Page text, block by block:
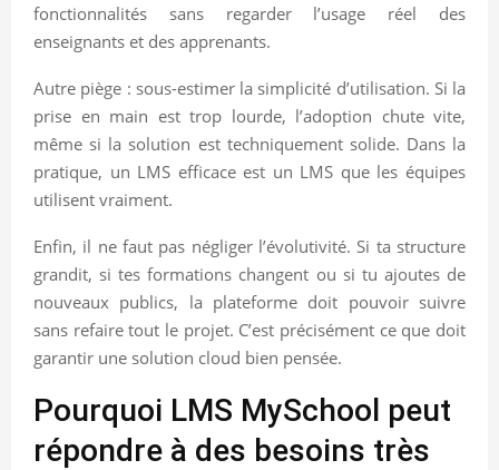
fonctionnalités sans regarder l’usage réel des
enseignants et des apprenants.
Autre piège : sous-estimer la simplicité d’utilisation. Si la
prise en main est trop lourde, l’adoption chute vite,
même si la solution est techniquement solide. Dans la
pratique, un LMS efficace est un LMS que les équipes
utilisent vraiment.
Enfin, il ne faut pas négliger l’évolutivité. Si ta structure
grandit, si tes formations changent ou si tu ajoutes de
nouveaux publics, la plateforme doit pouvoir suivre
sans refaire tout le projet. C’est précisément ce que doit
garantir une solution cloud bien pensée.
Pourquoi LMS MySchool peut
répondre à des besoins très